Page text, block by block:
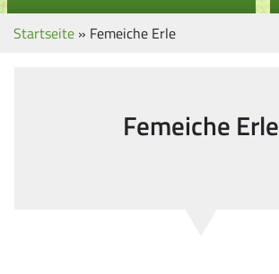
Startseite » Femeiche Erle
Femeiche Erle